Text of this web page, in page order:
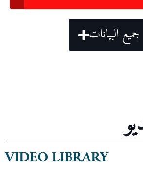
جميع البيانات
VIDEO LIBRARY